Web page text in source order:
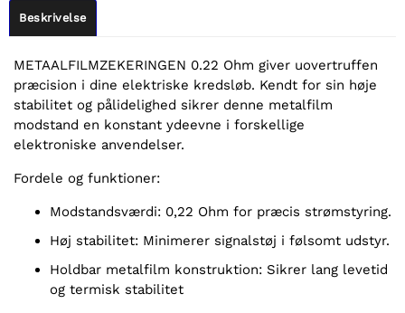
Beskrivelse
METAALFILMZEKERINGEN 0.22 Ohm giver uovertruffen
præcision i dine elektriske kredsløb. Kendt for sin høje
stabilitet og pålidelighed sikrer denne metalfilm
modstand en konstant ydeevne i forskellige
elektroniske anvendelser.
Fordele og funktioner:
Modstandsværdi: 0,22 Ohm for præcis strømstyring.
Høj stabilitet: Minimerer signalstøj i følsomt udstyr.
Holdbar metalfilm konstruktion: Sikrer lang levetid
og termisk stabilitet